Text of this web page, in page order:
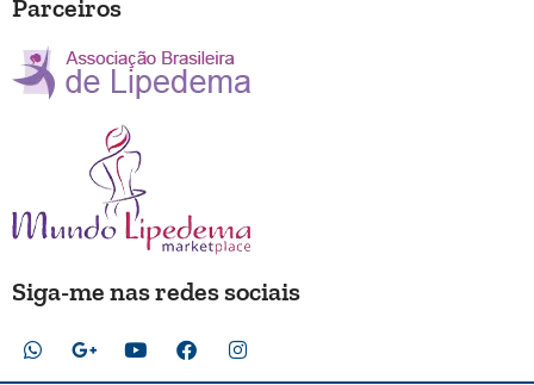
Parceiros
Siga-me nas redes sociais